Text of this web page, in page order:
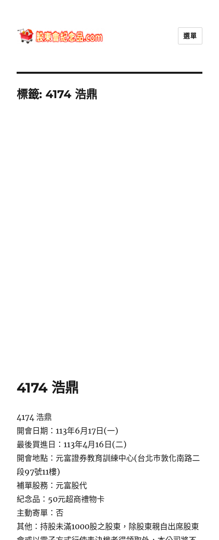
選單
標籤:4174 浩鼎
4174 浩鼎
4174 浩鼎
開會日期：113年6月17日(一)
最後買進日：113年4月16日(二)
開會地點：元富證券教育訓練中心(台北巿敦化南路二
段97號11樓)
補單股務：元富股代
紀念品：50元超商禮物卡
主動寄單：否
其他：持股未滿1000股之股東，除股東親自出席股東